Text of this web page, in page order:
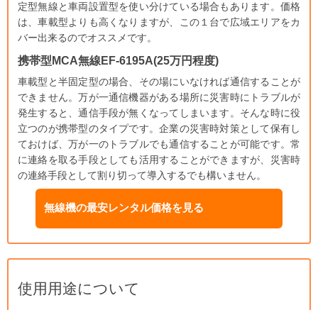
定型無線と車両設置型を使い分けている場合もあります。価格
は、車載型よりも高くなりますが、この１台で広域エリアをカ
バー出来るのでオススメです。
携帯型MCA無線EF-6195A(25万円程度)
車載型と半固定型の場合、その場にいなければ通信することが
できません。万が一通信機器がある場所に災害時にトラブルが
発生すると、通信手段が無くなってしまいます。そんな時に役
立つのが携帯型のタイプです。企業の災害時対策として保有し
ておけば、万が一のトラブルでも通信することが可能です。常
に連絡を取る手段としても活用することができますが、災害時
の連絡手段として割り切って導入するでも構いません。
無線機の最安レンタル価格を見る
使用用途について